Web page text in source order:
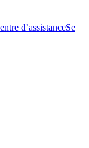
d’assistanceSe